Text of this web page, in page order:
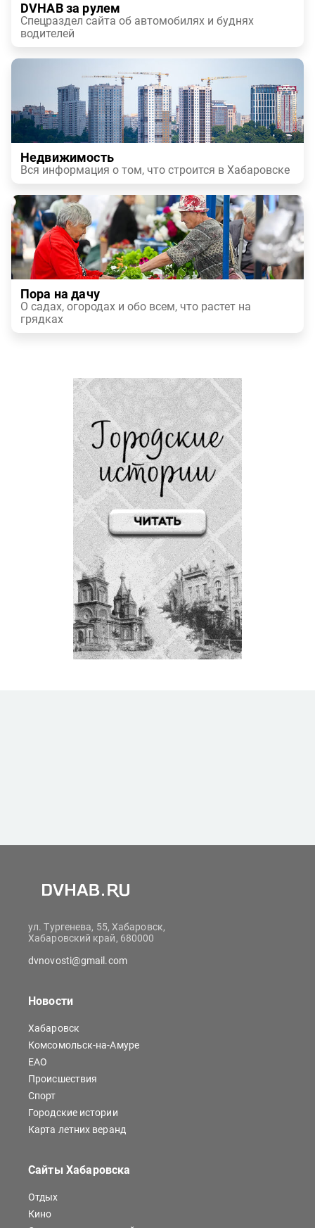
DVHAB за рулем
Спецраздел сайта об автомобилях и буднях
водителей
Недвижимость
Вся информация о том, что строится в Хабаровске
Пора на дачу
О садах, огородах и обо всем, что растет на
грядках
ул. Тургенева, 55, Хабаровск,
Хабаровский край, 680000
dvnovosti@gmail.com
Новости
Хабаровск
Комсомольск-на-Амуре
ЕАО
Происшествия
Спорт
Городские истории
Карта летних веранд
Сайты Хабаровска
Отдых
Кино